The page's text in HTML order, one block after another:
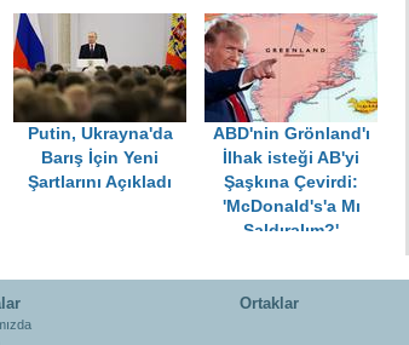
Putin, Ukrayna'da
Barış İçin Yeni
Şartlarını Açıkladı
ABD'nin Grönland'ı
İlhak isteği AB'yi
Şaşkına Çevirdi:
'McDonald's'a Mı
Saldıralım?'
Ortaklar